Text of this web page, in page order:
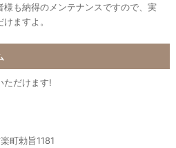
も納得のメンテナンスですので、実
ますよ。
ただけます!
町勅旨1181